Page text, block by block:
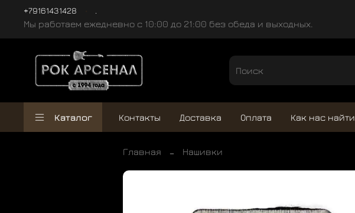
Мы работаем ежедневно с 10:00 до 21:00 без обеда и выходных.
+79161431428
Каталог Контакты Доставка Оплата Как нас найти
Главная Нашивки